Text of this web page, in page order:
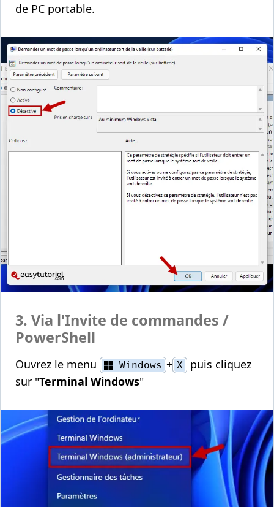
de PC portable.
3. Via l'Invite de commandes /
PowerShell
Ouvrez le menu Windows + X
puis cliquez
sur "Terminal Windows"